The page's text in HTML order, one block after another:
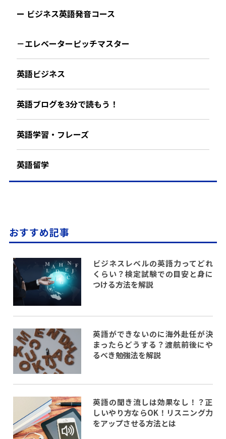
ー ビジネス英語発音コース
－エレベーターピッチマスター
英語ビジネス
英語ブログを3分で読もう！
英語学習・フレーズ
英語留学
おすすめ記事
ビジネスレベルの英語力ってどれ
くらい？検定試験での目安と身に
つける方法を解説
英語ができないのに海外赴任が決
まったらどうする？渡航前後にや
るべき勉強法を解説
英語の聞き流しは効果なし！？正
しいやり方ならOK！リスニング力
をアップさせる方法とは